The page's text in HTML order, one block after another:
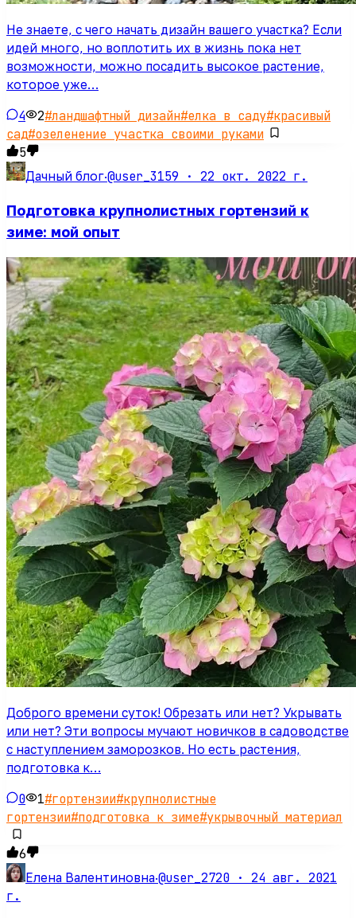
Не знаете, с чего начать дизайн вашего участка? Если
идей много, но воплотить их в жизнь пока нет
возможности, можно посадить высокое растение,
которое уже…
4 2#ландшафтный дизайн#елка в саду#красивый
сад#озеленение участка своими руками
5
Дачный блог·@user_3159 · 22 окт. 2022 г.
Подготовка крупнолистных гортензий к
зиме: мой опыт
Доброго времени суток! Обрезать или нет? Укрывать
или нет? Эти вопросы мучают новичков в садоводстве
с наступлением заморозков. Но есть растения,
подготовка к…
0 1#гортензии#крупнолистные
гортензии#подготовка к зиме#укрывочный материал
6
Елена Валентиновна·@user_2720 · 24 авг. 2021
г.